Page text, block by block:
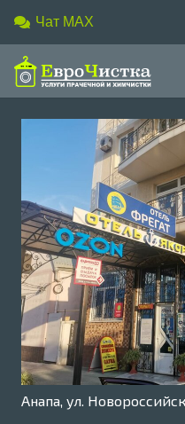
Чат MAX
Анапа, ул.